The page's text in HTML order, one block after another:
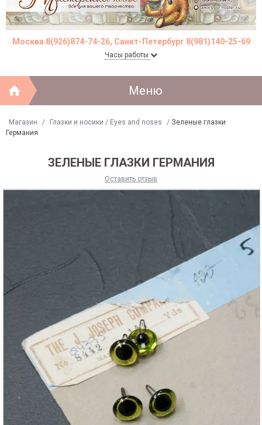
Москва 8(926)874-74-26, Санкт-Петербург 8(981)140-25-69
Часы работы
Меню
Магазин / Глазки и носики / Eyes and noses / Зеленые глазки
Германия
ЗЕЛЕНЫЕ ГЛАЗКИ ГЕРМАНИЯ
Оставить отзыв